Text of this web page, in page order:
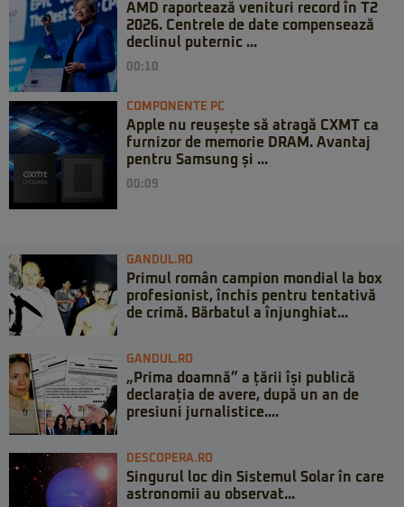
AMD raportează venituri record în T2
2026. Centrele de date compensează
declinul puternic ...
00:10
COMPONENTE PC
Apple nu reușește să atragă CXMT ca
furnizor de memorie DRAM. Avantaj
pentru Samsung și ...
00:09
GANDUL.RO
Primul român campion mondial la box
profesionist, închis pentru tentativă
de crimă. Bărbatul a înjunghiat...
GANDUL.RO
„Prima doamnă” a țării își publică
declarația de avere, după un an de
presiuni jurnalistice....
DESCOPERA.RO
Singurul loc din Sistemul Solar în care
astronomii au observat...